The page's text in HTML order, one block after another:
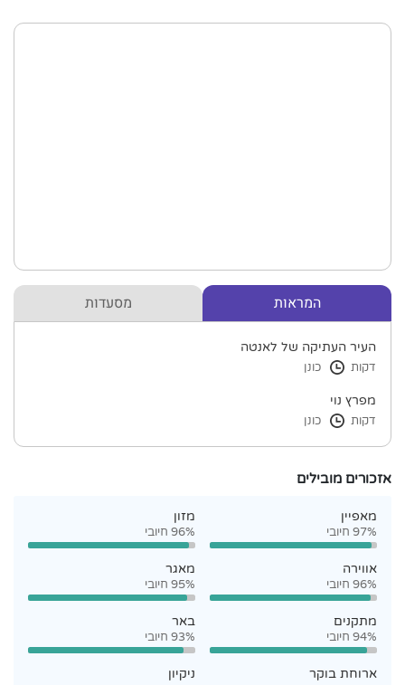
המראות מסעדות
העיר העתיקה של לאנטה
דקות כונן
מפרץ נוי
דקות כונן
אזכורים מובילים
מאפיין
97% חיובי
מזון
96% חיובי
אווירה
96% חיובי
מאגר
95% חיובי
מתקנים
94% חיובי
באר
93% חיובי
ארוחת בוקר ניקיון